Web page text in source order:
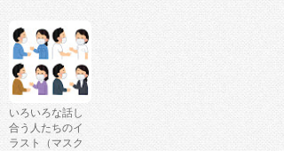
いろいろな話し
合う人たちのイ
ラスト（マスク